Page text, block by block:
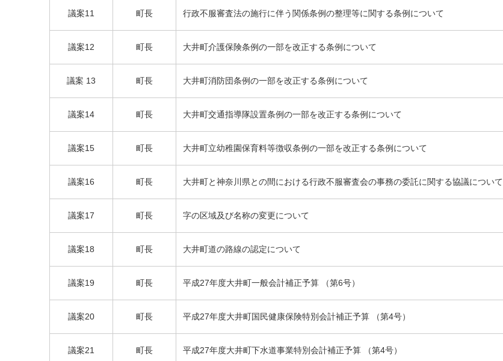
議案11 町長 行政不服審査法の施行に伴う関係条例の整理等に関する条例について
議案12 町長 大井町介護保険条例の一部を改正する条例について
議案 13 町長 大井町消防団条例の一部を改正する条例について
議案14 町長 大井町交通指導隊設置条例の一部を改正する条例について
議案15 町長 大井町立幼稚園保育料等徴収条例の一部を改正する条例について
議案16 町長 大井町と神奈川県との間における行政不服審査会の事務の委託に関する協議について
議案17 町長 字の区域及び名称の変更について
議案18 町長 大井町道の路線の認定について
議案19 町長 平成27年度大井町一般会計補正予算 （第6号）
議案20 町長 平成27年度大井町国民健康保険特別会計補正予算 （第4号）
議案21 町長 平成27年度大井町下水道事業特別会計補正予算 （第4号）